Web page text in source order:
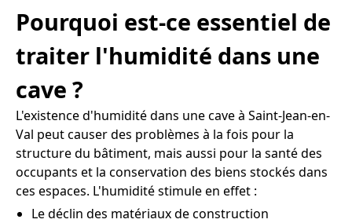
Pourquoi est-ce essentiel de
traiter l'humidité dans une
cave ?
L'existence d'humidité dans une cave à Saint-Jean-en-
Val peut causer des problèmes à la fois pour la
structure du bâtiment, mais aussi pour la santé des
occupants et la conservation des biens stockés dans
ces espaces. L'humidité stimule en effet :
Le déclin des matériaux de construction